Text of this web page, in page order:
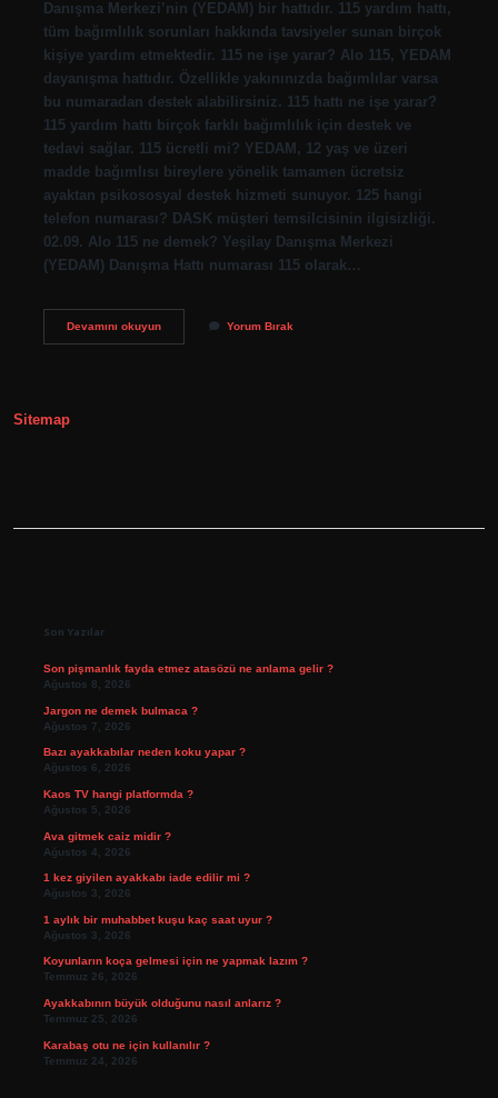
Danışma Merkezi’nin (YEDAM) bir hattıdır. 115 yardım hattı,
tüm bağımlılık sorunları hakkında tavsiyeler sunan birçok
kişiye yardım etmektedir. 115 ne işe yarar? Alo 115, YEDAM
dayanışma hattıdır. Özellikle yakınınızda bağımlılar varsa
bu numaradan destek alabilirsiniz. 115 hattı ne işe yarar?
115 yardım hattı birçok farklı bağımlılık için destek ve
tedavi sağlar. 115 ücretli mi? YEDAM, 12 yaş ve üzeri
madde bağımlısı bireylere yönelik tamamen ücretsiz
ayaktan psikososyal destek hizmeti sunuyor. 125 hangi
telefon numarası? DASK müşteri temsilcisinin ilgisizliği.
02.09. Alo 115 ne demek? Yeşilay Danışma Merkezi
(YEDAM) Danışma Hattı numarası 115 olarak…
Devamını okuyun115
Yorum Bırak
Sitemap
Son Yazılar
Son pişmanlık fayda etmez atasözü ne anlama gelir ?
Ağustos 8, 2026
Jargon ne demek bulmaca ?
Ağustos 7, 2026
Bazı ayakkabılar neden koku yapar ?
Ağustos 6, 2026
Kaos TV hangi platformda ?
Ağustos 5, 2026
Ava gitmek caiz midir ?
Ağustos 4, 2026
1 kez giyilen ayakkabı iade edilir mi ?
Ağustos 3, 2026
1 aylık bir muhabbet kuşu kaç saat uyur ?
Ağustos 3, 2026
Koyunların koça gelmesi için ne yapmak lazım ?
Temmuz 26, 2026
Ayakkabının büyük olduğunu nasıl anlarız ?
Temmuz 25, 2026
Karabaş otu ne için kullanılır ?
Temmuz 24, 2026